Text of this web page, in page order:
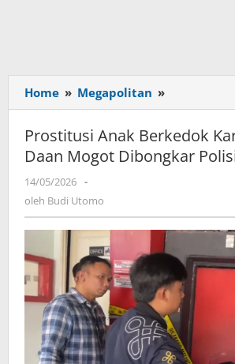
Home » Megapolitan »
Anak
Berkedok
Karaoke
di
Dibongkar
Polisi
Prostitusi Anak Berkedok
Daan Mogot Dibongkar
14/05/2026 oleh
Budi
-
oleh Budi Utomo